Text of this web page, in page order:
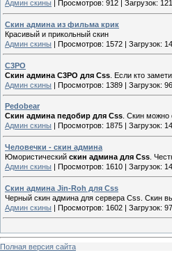
Админ скины
Просмотров: 912 Загрузок: 121
Скин админа из фильма крик
Красивый и прикольный скин
Админ скины | Просмотров: 1572 | Загрузок:
C3PO
Скин админа C3PO для Css . Если кто
Админ скины | Просмотров: 1389 | Загрузок: 96
Pedobear
Скин админа педобир для Css . Скин
Админ скины | Просмотров: 1875 | Загрузок:
Человечки - скин админа
Юмористический скин админа для Css .
Админ скины | Просмотров: 1610 | Загрузок:
Скин админа Jin-Roh для Css
Черный скин админа для сервера Css. Скин
Админ скины | Просмотров: 1602 | Загрузок: 97
Полная версия сайта